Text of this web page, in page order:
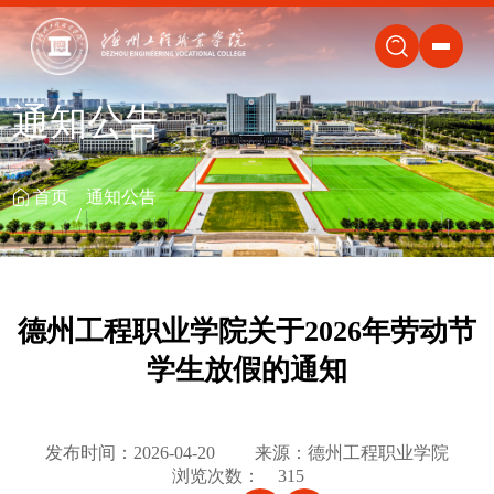
关闭
通知公告
首页 通知公告
德州工程职业学院关于2026年劳动节
学生放假的通知
发布时间：2026-04-20
来源：德州工程职业学院
浏览次数：
315